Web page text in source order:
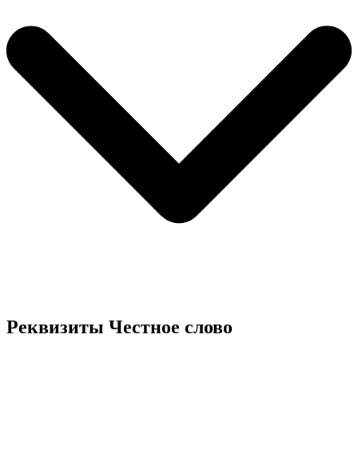
Реквизиты Честное слово